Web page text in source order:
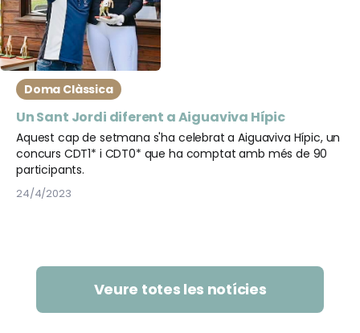
Doma Clàssica
Un Sant Jordi diferent a Aiguaviva Hípic
Aquest cap de setmana s'ha celebrat a Aiguaviva Hípic, un
concurs CDT1* i CDT0* que ha comptat amb més de 90
participants.
24/4/2023
Veure totes les notícies